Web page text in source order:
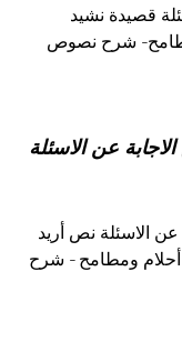
قصيدة نشيد
ومطامح- شرح نصوص
عن الاسئلة
الاسئلة نص أريد
محور أحلام ومطامح - شرح